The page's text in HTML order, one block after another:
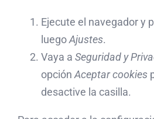
Ejecute el navegador y
luegoAjustes.
Vaya a Seguridad y
opción Aceptar cookies
desactive la casilla.